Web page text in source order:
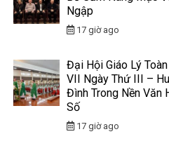
Ngập
17 giờ ago
Đại Hội Giáo Lý
VII Ngày Thứ III –
Đình Trong Nền Văn
Số
17 giờ ago